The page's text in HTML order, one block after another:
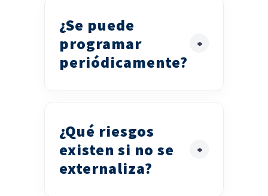
¿Se puede
programar
periódicamente?
¿Qué riesgos
existen si no se
externaliza?